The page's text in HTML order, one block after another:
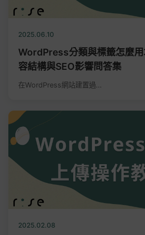
2025.06.10
WordPress分類與標籤怎麼
容結構與SEO影響問答集
在WordPress網站建置過...
2025.02.08